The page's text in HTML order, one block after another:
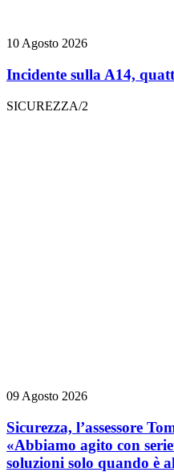
10 Agosto 2026
Incidente sulla A14,
SICUREZZA/2
09 Agosto 2026
Sicurezza, l’assessore
«Abbiamo agito con
soluzioni solo quando è